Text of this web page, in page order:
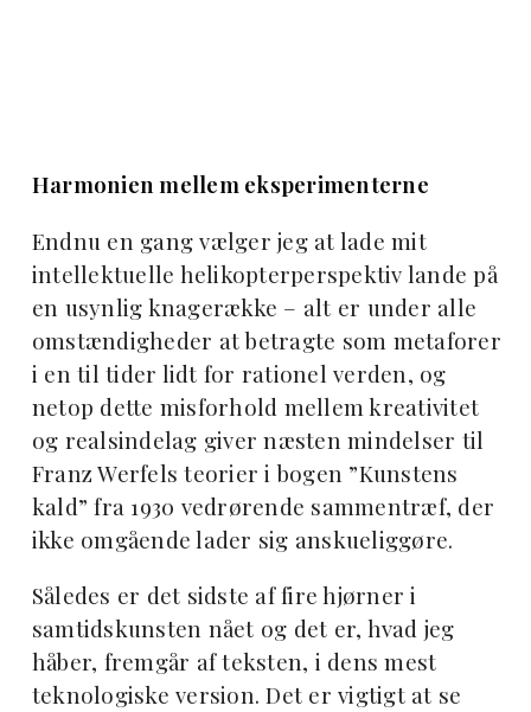
Harmonien mellem eksperimenterne
Endnu en gang vælger jeg at lade mit
intellektuelle helikopterperspektiv lande på
en usynlig knagerække – alt er under alle
omstændigheder at betragte som metaforer
i en til tider lidt for rationel verden, og
netop dette misforhold mellem kreativitet
og realsindelag giver næsten mindelser til
Franz Werfels teorier i bogen ”Kunstens
kald” fra 1930 vedrørende sammentræf, der
ikke omgående lader sig anskueliggøre.
Således er det sidste af fire hjørner i
samtidskunsten nået og det er, hvad jeg
håber, fremgår af teksten, i dens mest
teknologiske version. Det er vigtigt at se